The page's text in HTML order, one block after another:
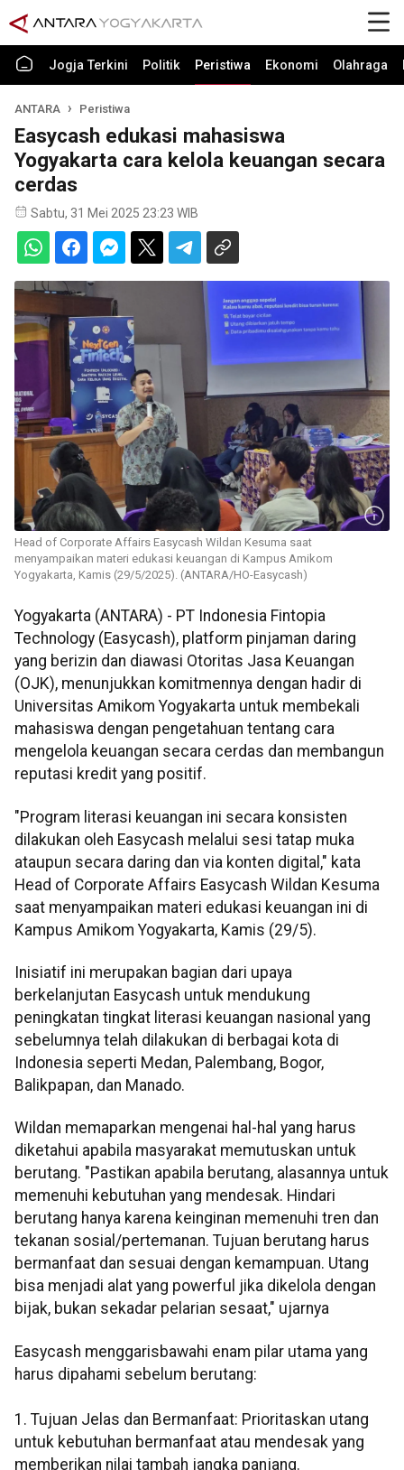
Jogja Terkini Politik Peristiwa Ekonomi Olahraga
ANTARA Peristiwa
Easycash edukasi mahasiswa
Yogyakarta cara kelola keuangan secara
cerdas
Sabtu, 31 Mei 2025 23:23 WIB
Head of Corporate Affairs Easycash Wildan Kesuma saat
menyampaikan materi edukasi keuangan di Kampus Amikom
Yogyakarta, Kamis (29/5/2025). (ANTARA/HO-Easycash)
Yogyakarta (ANTARA) - PT Indonesia Fintopia
Technology (Easycash), platform pinjaman daring
yang berizin dan diawasi Otoritas Jasa Keuangan
(OJK), menunjukkan komitmennya dengan hadir di
Universitas Amikom Yogyakarta untuk membekali
mahasiswa dengan pengetahuan tentang cara
mengelola keuangan secara cerdas dan membangun
reputasi kredit yang positif.
"Program literasi keuangan ini secara konsisten
dilakukan oleh Easycash melalui sesi tatap muka
ataupun secara daring dan via konten digital," kata
Head of Corporate Affairs Easycash Wildan Kesuma
saat menyampaikan materi edukasi keuangan ini di
Kampus Amikom Yogyakarta, Kamis (29/5).
Inisiatif ini merupakan bagian dari upaya
berkelanjutan Easycash untuk mendukung
peningkatan tingkat literasi keuangan nasional yang
sebelumnya telah dilakukan di berbagai kota di
Indonesia seperti Medan, Palembang, Bogor,
Balikpapan, dan Manado.
Wildan memaparkan mengenai hal-hal yang harus
diketahui apabila masyarakat memutuskan untuk
berutang. "Pastikan apabila berutang, alasannya untuk
memenuhi kebutuhan yang mendesak. Hindari
berutang hanya karena keinginan memenuhi tren dan
tekanan sosial/pertemanan. Tujuan berutang harus
bermanfaat dan sesuai dengan kemampuan. Utang
bisa menjadi alat yang powerful jika dikelola dengan
bijak, bukan sekadar pelarian sesaat," ujarnya
Easycash menggarisbawahi enam pilar utama yang
harus dipahami sebelum berutang:
1. Tujuan Jelas dan Bermanfaat: Prioritaskan utang
untuk kebutuhan bermanfaat atau mendesak yang
memberikan nilai tambah jangka panjang.